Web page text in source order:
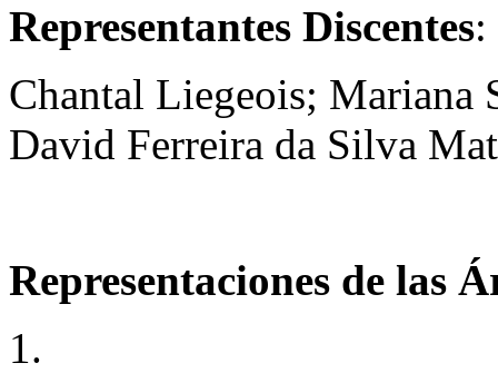
Representantes Discentes:
Chantal Liegeois; Mariana
David Ferreira da Silva
Representaciones de las